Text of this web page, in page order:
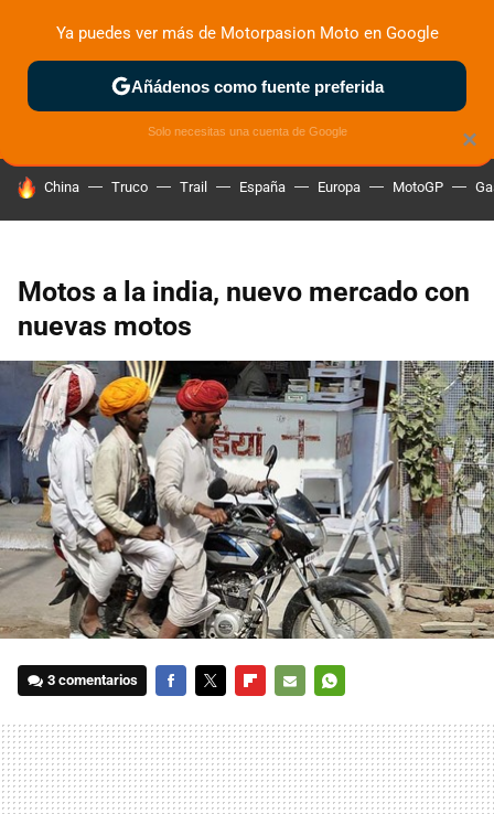
ZONA DE PRUEBAS DEPORTIVAS MOTOS ELÉCTRICAS
HOY SE HABLA DE
China Truco Trail España Europa MotoGP
Motos a la india, nuevo mercado con
nuevas motos
3 comentarios
MAIL
×
Ya puedes ver más de Motorpasion Moto en Google
Añádenos como fuente preferida
Solo necesitas una cuenta de Google